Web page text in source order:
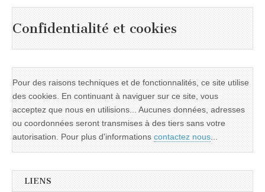
Confidentialité et cookies
Pour des raisons techniques et de fonctionnalités, ce site utilise
des cookies. En continuant à naviguer sur ce site, vous
acceptez que nous en utilisions... Aucunes données, adresses
ou coordonnées seront transmises à des tiers sans votre
autorisation. Pour plus d'informations contactez nous
LIENS